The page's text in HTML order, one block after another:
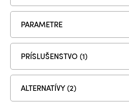
PARAMETRE
PRÍSLUŠENSTVO (1)
ALTERNATÍVY (2)